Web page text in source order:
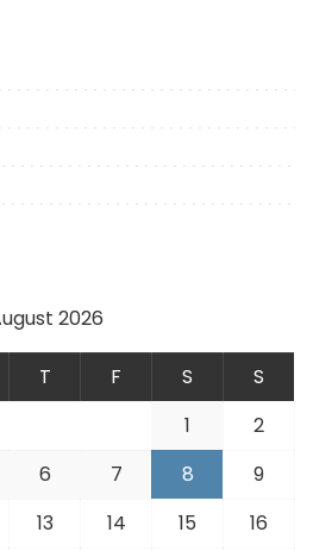
2026
T F S
S
1
2
6 7 8
9
13 14 15
16